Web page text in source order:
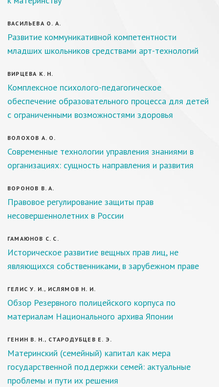
ВАСИЛЬЕВА О. А.
Развитие коммуникативной компетентности
младших школьников средствами арт-технологий
ВИРЦЕВА К. Н.
Комплексное психолого-педагогическое
обеспечение образовательного процесса для детей
с ограниченными возможностями здоровья
ВОЛОХОВ А. О.
Современные технологии управления знаниями в
организациях: сущность направления и развития
ВОРОНОВ В. А.
Правовое регулирование защиты прав
несовершеннолетних в России
ГАМАЮНОВ С. С.
Историческое развитие вещных прав лиц, не
являющихся собственниками, в зарубежном праве
ГЕЛИС У. И., ИСЛЯМОВ Н. И.
Обзор Резервного полицейского корпуса по
материалам Национального архива Японии
ГЕНИН В. Н., СТАРОДУБЦЕВ Е. Э.
Материнский (семейный) капитал как мера
государственной поддержки семей: актуальные
проблемы и пути их решения